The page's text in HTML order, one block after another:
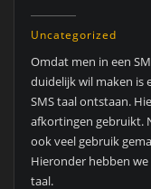
Uncategorized
Omdat men in een
duidelijk wil maken is
SMS taal ontstaan.
afkortingen gebruikt.
ook veel gebruik
Hieronder hebben
taal.